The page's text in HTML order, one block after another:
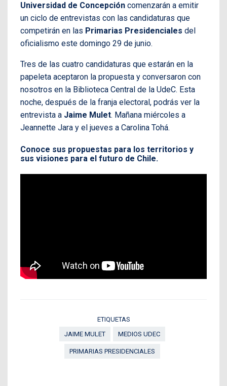
Universidad de Concepción comenzarán a emitir
un ciclo de entrevistas con las candidaturas que
competirán en las Primarias Presidenciales del
oficialismo este domingo 29 de junio.
Tres de las cuatro candidaturas que estarán en la
papeleta aceptaron la propuesta y conversaron con
nosotros en la Biblioteca Central de la UdeC. Esta
noche, después de la franja electoral, podrás ver la
entrevista a Jaime Mulet. Mañana miércoles a
Jeannette Jara y el jueves a Carolina Tohá.
Conoce sus propuestas para los territorios y
sus visiones para el futuro de Chile.
ETIQUETAS
JAIME MULET
MEDIOS UDEC
PRIMARIAS PRESIDENCIALES